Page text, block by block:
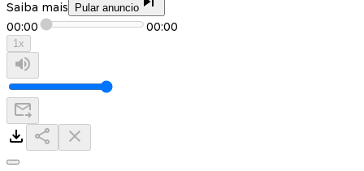
Saiba mais Pular anuncio
00:00 00:00
1x